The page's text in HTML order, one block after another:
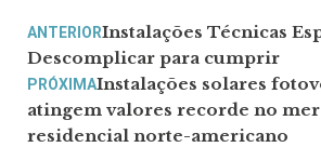
ANTERIORInstalações Técnicas
Descomplicar para cumprir
PRÓXIMAInstalações solares
atingem valores recorde no
residencial norte-americano